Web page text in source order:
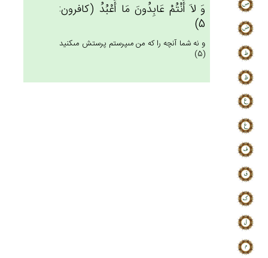
وَ لاَ أَنْتُم‌ْ عَابِدُون‌َ مَا أَعْبُدُ (كافرون:
5)
و نه شما آنچه را كه من مى‏پرستم پرستش مى‏كنيد
(5)